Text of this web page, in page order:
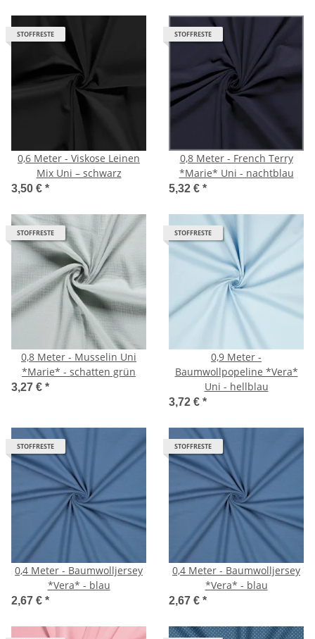
STOFFRESTE
0,6 Meter - Viskose Leinen
Mix Uni – schwarz
3,50 € *
STOFFRESTE
0,8 Meter - French Terry
*Marie* Uni - nachtblau
5,32 € *
STOFFRESTE
0,8 Meter - Musselin Uni
*Marie* - schatten grün
3,27 € *
STOFFRESTE
0,9 Meter -
Baumwollpopeline *Vera*
Uni - hellblau
3,72 € *
STOFFRESTE
0,4 Meter - Baumwolljersey
*Vera* - blau
2,67 € *
STOFFRESTE
0,4 Meter - Baumwolljersey
*Vera* - blau
2,67 € *